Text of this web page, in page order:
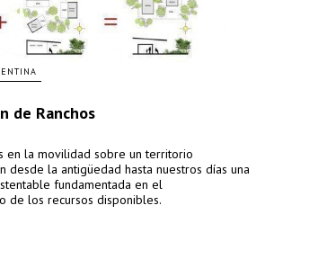
de Ranchos
en la movilidad sobre un territorio
desde la antigüedad hasta nuestros días una
fundamentada en el
de los recursos disponibles.